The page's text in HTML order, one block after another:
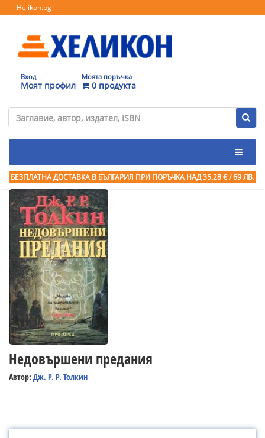
Helikon.bg
Вход
Моят профил
Моята поръчка
0 продукта
БЕЗПЛАТНА ДОСТАВКА В БЪЛГАРИЯ ПРИ ПОРЪЧКА НАД 35.28 € / 69 ЛВ.
Недовършени предания
Автор: Дж. Р. Р. Толкин